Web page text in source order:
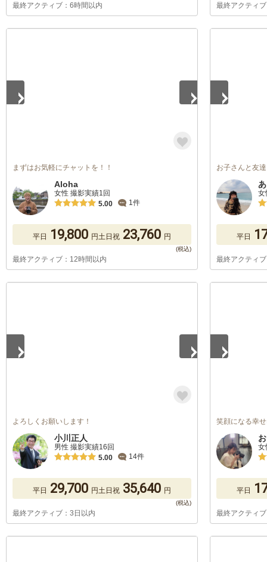
最終アクティブ：6時間以内 最終アクティ
まずはお気軽にチャットを！！
Aloha
女性 撮影実績1回
5.00
1件
平日 19,800 円土日祝 23,760 円
最終アクティブ：12時間以内
お子さんと友
女
平日
最終アクティ
よろしくお願いします！
小川正人
男性 撮影実績16回
5.00
14件
平日 29,700 円土日祝 35,640 円
最終アクティブ：3日以内
笑顔になる幸
女
平日
最終アクティ